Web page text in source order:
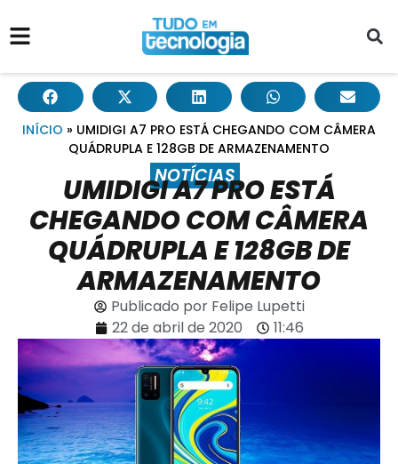
INÍCIO » UMIDIGI A7 PRO ESTÁ CHEGANDO COM CÂMERA
QUÁDRUPLA E 128GB DE ARMAZENAMENTO
NOTÍCIAS
UMIDIGI A7 PRO ESTÁ
CHEGANDO COM CÂMERA
QUÁDRUPLA E 128GB DE
ARMAZENAMENTO
Publicado porFelipe Lupetti
22 de abril de 2020
11:46